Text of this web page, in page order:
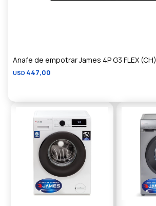
Anafe de empotrar James 4P G3 FLEX (CH)
USD 447,00